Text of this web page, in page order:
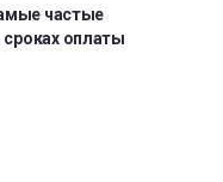
частые
оплаты